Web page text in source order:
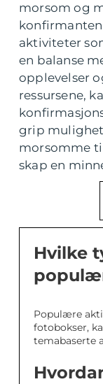
morsom og
konfirmanten
aktiviteter
en balanse
opplevelser
ressursene,
grip
morsomme
skap en
Hvilke
Populære
fotobokser,
temabaserte